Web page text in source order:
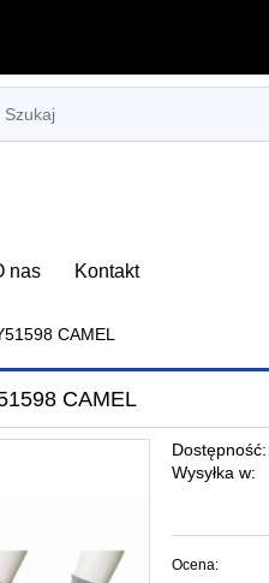
nas Kontakt
CAMEL
CAMEL
Dostępność:
Wysyłka w:
Ocena: